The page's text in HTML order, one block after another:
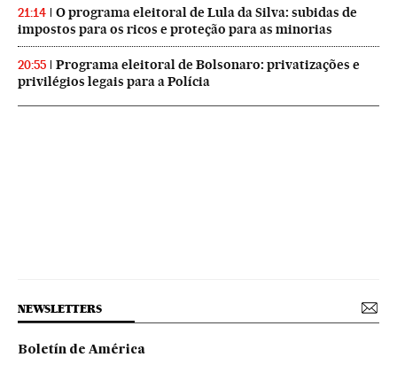
21:14
O programa eleitoral de Lula da Silva: subidas de
impostos para os ricos e proteção para as minorias
20:55
Programa eleitoral de Bolsonaro: privatizações e
privilégios legais para a Polícia
NEWSLETTERS
Boletín de América